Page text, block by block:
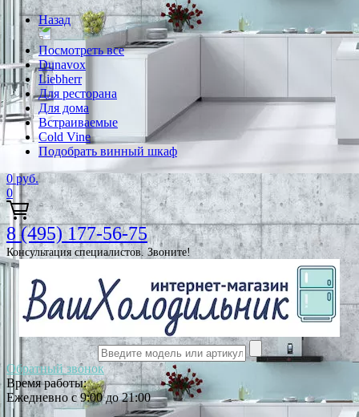
Назад
Посмотреть все
Dunavox
Liebherr
Для ресторана
Для дома
Встраиваемые
Cold Vine
Подобрать винный шкаф
0 руб.
0
8 (495) 177-56-75
Консультация специалистов. Звоните!
Обратный звонок
Время работы:
Ежедневно с 9:00 до 21:00